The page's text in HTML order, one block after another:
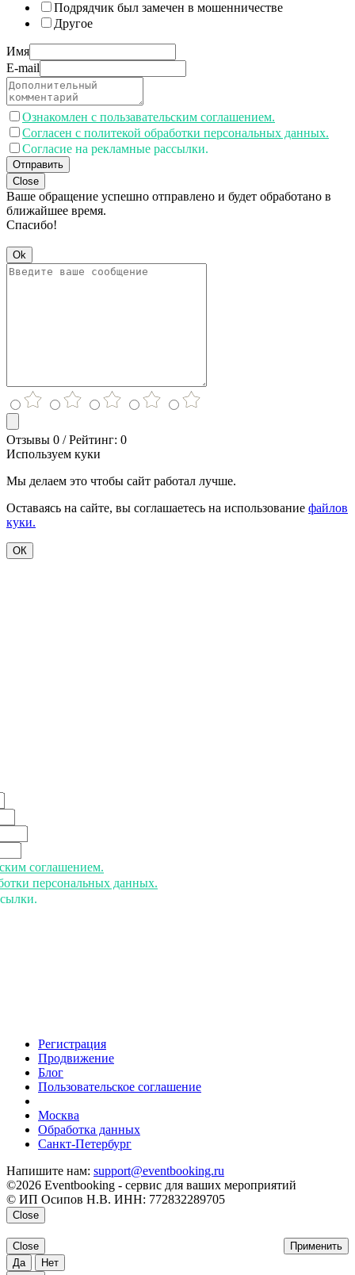
Подрядчик был замечен в мошенничестве
Другое
Имя
E-mail
Ознакомлен с пользавательским соглашением.
Согласен с политекой обработки персональных данных.
Согласие на рекламные рассылки.
Отправить
Close
Ваше обращение успешно отправлено и будет обработано в
ближайшее время.
Спасибо!
Ok
Отзывы 0 / Рейтинг: 0
Используем куки
Мы делаем это чтобы сайт работал лучше.
Оставаясь на сайте, вы соглашаетесь на использование файлов
куки.
ОК
соглашением.
персональных данных.
Регистрация
Продвижение
Блог
Пользовательское соглашение
Москва
Обработка данных
Санкт-Петербург
Напишите нам: support@eventbooking.ru
©2026 Eventbooking - сервис для ваших мероприятий
© ИП Осипов Н.В. ИНН: 772832289705
Close
Применить
Close
Да
Нет